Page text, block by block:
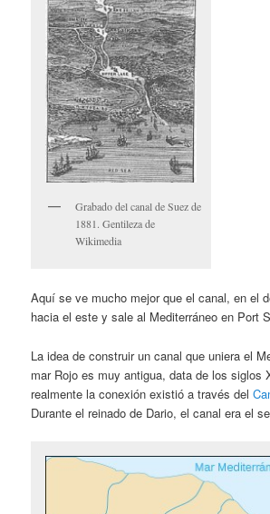
Grabado del canal de Suez de
1881. Gentileza de
Wikimedia
Aquí se ve mucho mejor que el canal, en el
hacia el este y sale al Mediterráneo en Port
La idea de construir un canal que uniera el
mar Rojo es muy antigua, data de los siglos
realmente la conexión existió a través del
Durante el reinado de Dario, el canal era el